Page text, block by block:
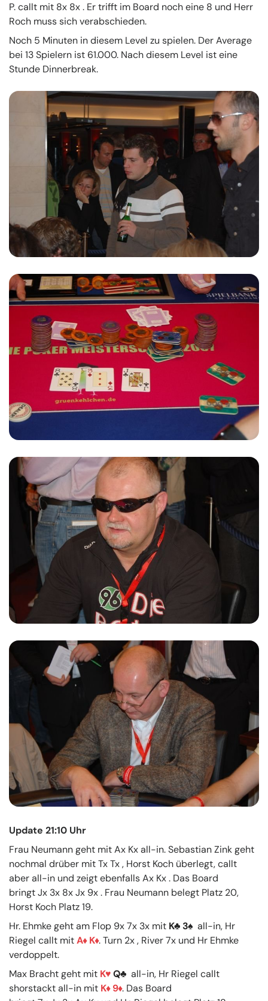
P. callt mit 8x 8x . Er trifft im Board noch eine 8 und Herr
Roch muss sich verabschieden.
Noch 5 Minuten in diesem Level zu spielen. Der Average
bei 13 Spielern ist 61.000. Nach diesem Level ist eine
Stunde Dinnerbreak.
Update 21:10 Uhr
Frau Neumann geht mit Ax Kx all-in. Sebastian Zink geht
nochmal drüber mit Tx Tx , Horst Koch überlegt, callt
aber all-in und zeigt ebenfalls Ax Kx . Das Board
bringt Jx 3x 8x Jx 9x . Frau Neumann belegt Platz 20,
Horst Koch Platz 19.
Hr. Ehmke geht am Flop 9x 7x 3x mit K 3
all-in, Hr
Riegel callt mitA K . Turn 2x , River 7x und Hr Ehmke
verdoppelt.
Max Bracht geht mit K Q
all-in, Hr Riegel callt
shorstackt all-in mit K 9 . Das Board